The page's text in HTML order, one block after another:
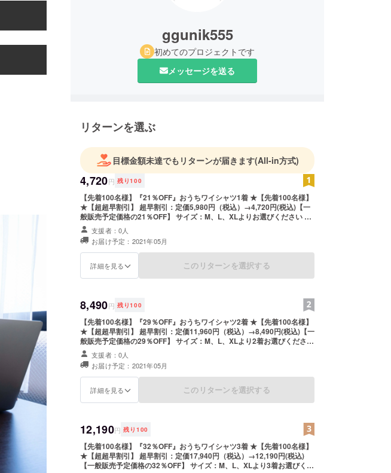
ggunik555
初めてのプロジェクトです
メッセージを送る
リターンを選ぶ
目標金額未達でもリターンが届きます(All-in方式)
4,720円 残り100
【先着100名様】『21％OFF』おうちワイシャツ1着 ★【先着100名様】
★【超超早割引】 超早割引：定価5,980円（税込）→4,720円(税込)【一
般販売予定価格の21％OFF】 サイズ：M、L、XLよりお選びください 〜
スケジュール〜 2/23~4/11までクラウドファンディング実施。 4月の末か
ら第一部発送。のち5月中旬にかけて順次発送予定 ※仕様・デザインにつ
いては予告なく変更になる場合がございます。 ※皆様のご支援により量
産効率が向上した場合、正規販売価格が販売予定価格より下がる可能性
があります。ご了承くださいませ。
支援者：0人
お届け予定：2021年05月
詳細を見る このリターンを選択する
8,490円 残り100
【先着100名様】『29％OFF』おうちワイシャツ2着 ★【先着100名様】
★【超超早割引】 超早割引：定価11,960円（税込）→8,490円(税込)【一
般販売予定価格の29％OFF】 サイズ：M、L、XLより2着お選びください
〜スケジュール〜 2/23~4/11までクラウドファンディング実施。 4月の末
から第一部発送。のち5月中旬にかけて順次発送予定 ※仕様・デザインに
ついては予告なく変更になる場合がございます。 ※皆様のご支援により
量産効率が向上した場合、正規販売価格が販売予定価格より下がる可能
性があります。ご了承くださいませ。
支援者：0人
お届け予定：2021年05月
詳細を見る このリターンを選択する
12,190円 残り 100
【先着100名様】『32％OFF』おうちワイシャツ3着 ★【先着100名様】
★【超超早割引】 超早割引：定価17,940円（税込）→12,190円(税込)
【一般販売予定価格の32％OFF】 サイズ：M、L、XLより3着お選びくだ